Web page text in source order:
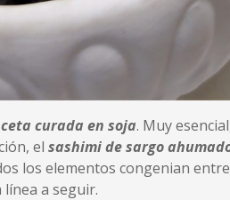
curada en soja. Muy
el sashimi de sargo
los elementos congenian
a seguir.